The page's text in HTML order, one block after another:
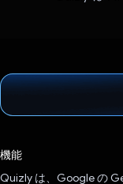
機能
Quizly は、Google の